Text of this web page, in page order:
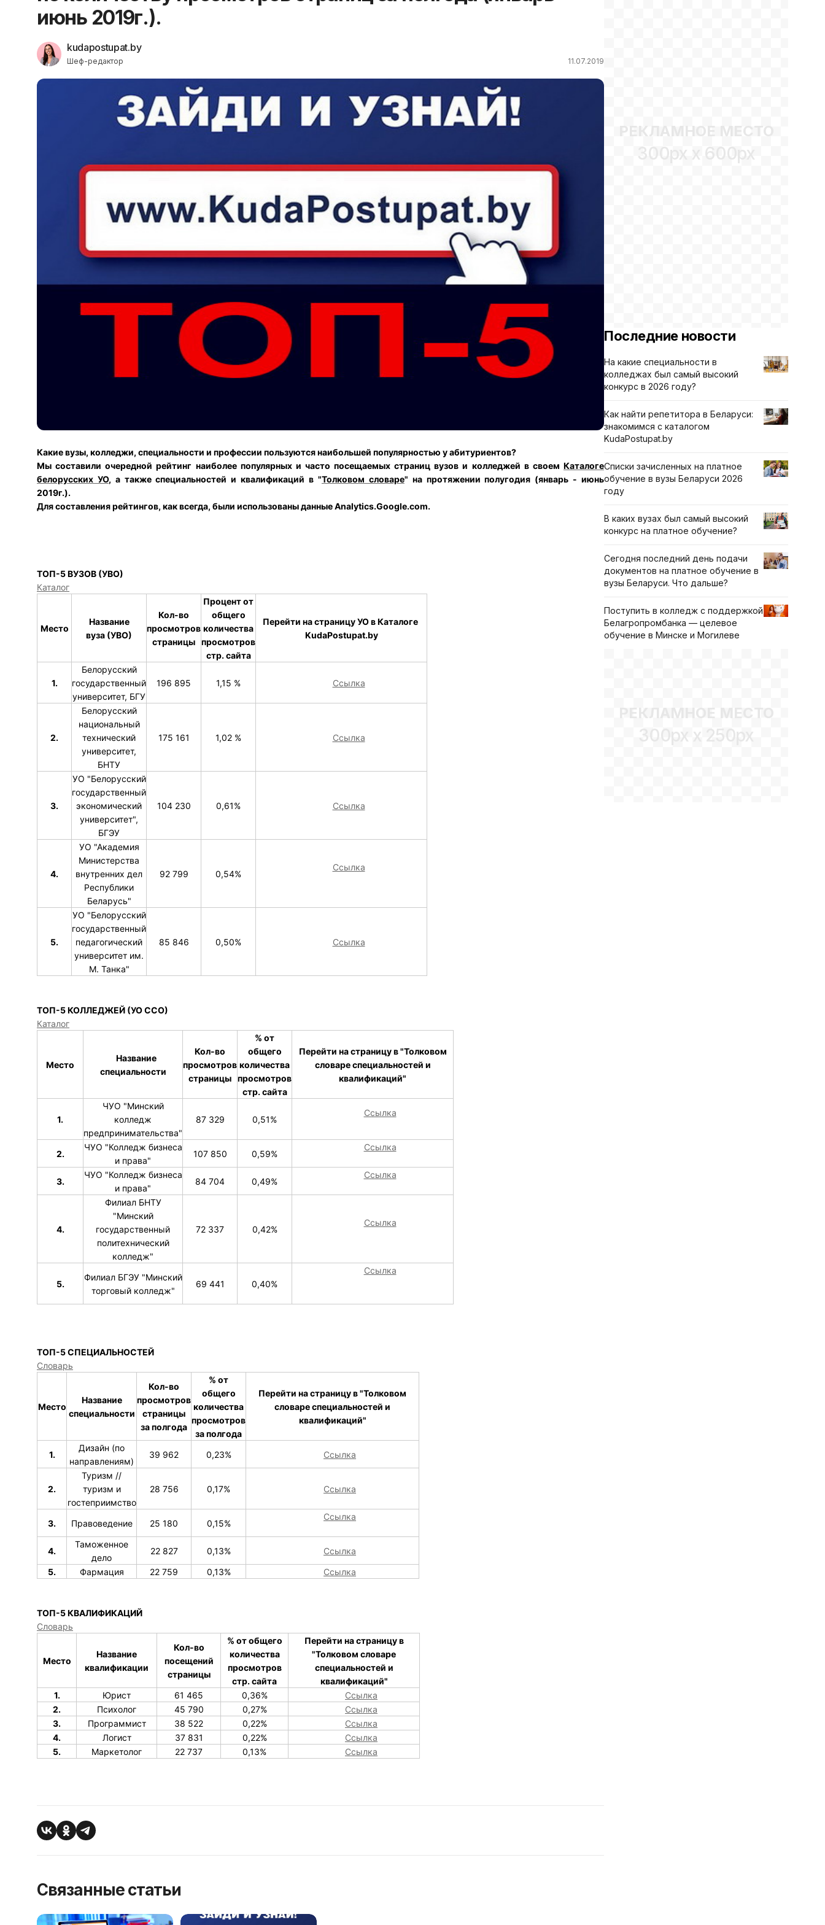
июнь 2019г.).
kudapostupat.by
Шеф-редактор 11.07.2019
Какие вузы, колледжи, специальности и профессии пользуются наибольшей популярностью у абитуриентов?
Мы составили очередной рейтинг наиболее популярных и часто посещаемых страниц вузов и колледжей в своем Каталоге
белорусских УО, а также специальностей и квалификаций в "Толковом словаре" на протяжении полугодия (январь - июнь
2019г.).
Для составления рейтингов, как всегда, были использованы данные Analytics.Google.com.
ТОП-5 ВУЗОВ (УВО)
Каталог
Место
Название
вуза (УВО)
Кол-во
просмотров
страницы
Процент от
общего
количества
просмотров
стр. сайта
Перейти на страницу УО в Каталоге
KudaPostupat.by
1.
Белорусский
государственный
университет, БГУ
196 895 1,15 % Ссылка
2.
Белорусский
национальный
технический
университет,
БНТУ
175 161 1,02 % Ссылка
3.
УО "Белорусский
государственный
экономический
университет",
БГЭУ
104 230 0,61% Ссылка
4.
УО "Академия
Министерства
внутренних дел
Республики
Беларусь"
92 799 0,54%
Ссылка
5.
УО "Белорусский
государственный
педагогический
университет им.
М. Танка"
85 846 0,50% Ссылка
ТОП-5 КОЛЛЕДЖЕЙ (УО ССО)
Каталог
Место
Название
специальности
Кол-во
просмотров
страницы
% от
общего
количества
просмотров
стр. сайта
Перейти на страницу в "Толковом
словаре специальностей и
квалификаций"
1.
ЧУО "Минский
колледж
предпринимательства"
87 329 0,51%
Ссылка
2.
ЧУО "Колледж бизнеса
и права"
107 850 0,59%
Ссылка
3.
ЧУО "Колледж бизнеса
и права"
84 704 0,49%
Ссылка
4.
Филиал БНТУ
"Минский
государственный
политехнический
колледж"
72 337 0,42%
Ссылка
5.
Филиал БГЭУ "Минский
торговый колледж"
69 441 0,40%
Ссылка
ТОП-5 СПЕЦИАЛЬНОСТЕЙ
Словарь
Место
Название
специальности
Кол-во
просмотров
страницы
за полгода
% от
общего
количества
просмотров
за полгода
Перейти на страницу в "Толковом
словаре специальностей и
квалификаций"
1.
Дизайн (по
направлениям)
39 962 0,23% Ссылка
2.
Туризм //
туризм и
гостеприимство
28 756 0,17% Ссылка
3. Правоведение 25 180 0,15%
Ссылка
4.
Таможенное
дело
22 827 0,13%
Ссылка
5.
Фармация 22 759 0,13% Ссылка
ТОП-5 КВАЛИФИКАЦИЙ
Словарь
Место
Название
квалификации
Кол-во
посещений
страницы
% от общего
количества
просмотров
стр. сайта
Перейти на страницу в
"Толковом словаре
специальностей и
квалификаций"
1.
Юрист 61 465 0,36%
Ссылка
2.
Психолог 45 790 0,27%
Ссылка
3.
Программист 38 522 0,22%
Ссылка
4.
Логист 37 831 0,22%
Ссылка
5.
Маркетолог 22 737 0,13% Ссылка
Связанные статьи
РЕКЛАМНОЕ МЕСТО
300px x 600px
Последние новости
На какие специальности в
колледжах был самый высокий
конкурс в 2026 году?
Как найти репетитора в Беларуси:
знакомимся с каталогом
KudaPostupat.by
Списки зачисленных на платное
обучение в вузы Беларуси 2026
году
В каких вузах был самый высокий
конкурс на платное обучение?
Сегодня последний день подачи
документов на платное обучение в
вузы Беларуси. Что дальше?
Поступить в колледж с поддержкой
Белагропромбанка — целевое
обучение в Минске и Могилеве
РЕКЛАМНОЕ МЕСТО
300px x 250px